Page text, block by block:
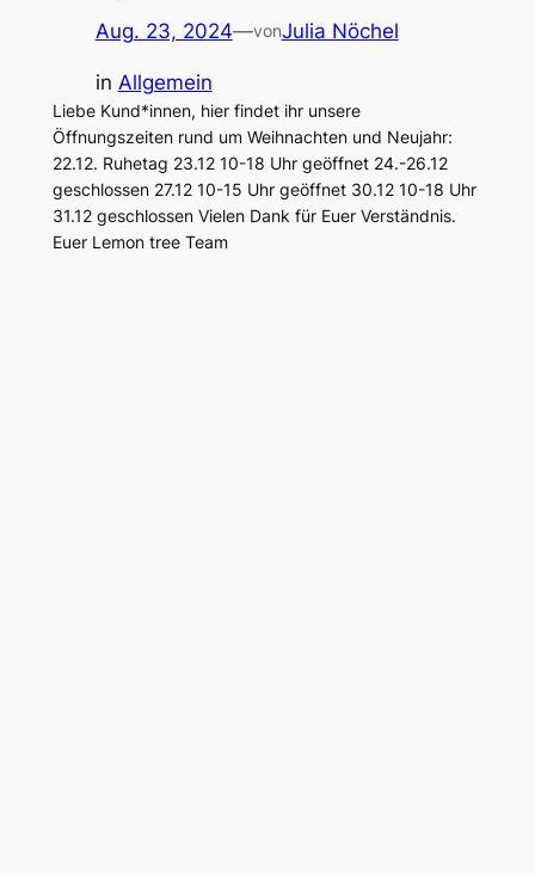
Aug. 23, 2024—vonJulia Nöchel
in Allgemein
Liebe Kund*innen, hier findet ihr unsere
Öffnungszeiten rund um Weihnachten und Neujahr:
22.12. Ruhetag 23.12 10-18 Uhr geöffnet 24.-26.12
geschlossen 27.12 10-15 Uhr geöffnet 30.12 10-18 Uhr
31.12 geschlossen Vielen Dank für Euer Verständnis.
Euer Lemon tree Team